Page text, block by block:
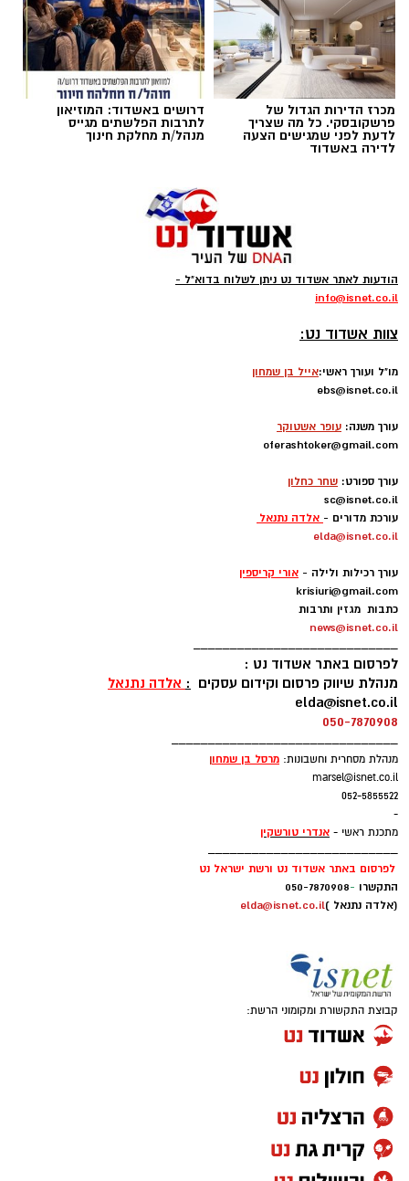
קרדיט צילום: ODREY, טים נודלמן
עיריית אשדוד מזמינה את תושבי העיר והסביבה
רוגוזין.
לכל המשפחה, עם הולכי קביים, ליצנים, קוסמים,
ואווירה קיצית לצד הבריזה מהים.
במתחם הילדים יתקיימו מופעים של מורן קסם,
אריק מלך החיות וניבה קשת.
להגיע, לטייל בין הדוכנים, ליהנות מהמופעים ולסיים
את חופשת הקיץ באווירה חגיגית.
רוצה לעקוב אחרי הערוץ של הקבוצה "אשדוד נט"
ב-WhatsApp לחצו כאן
מכרז הדירות הגדול של
פרשקובסקי. כל מה שצריך
לדעת לפני שמגישים הצעה
לדירה באשדוד
דרושים באשדוד: המוזיאון
לתרבות הפלשתים מגייס
מנהל/ת מחלקת חינוך
הודעות לאתר אשדוד נט ניתן לשלוח בדוא"ל -
info@isnet.co.il
צוות אשדוד נט:
מו"ל ועורך ראשי:אייל בן שמחון
ebs@isnet.co.il
עורך משנה: עופר אשטוקר
oferashtoker@gmail.com
עורך ספורט: שחר כחלון
sc@isnet.co.il
עורכת מדורים - אלדה נתנאל
elda@isnet.co.il
עורך רכילות ולילה - אורי קריספין
krisiuri@gmail.com
כתבות מגזין ותרבות
news@isnet.co.il
לפרסום באתר אשדוד נט :
מנהלת שיווק פרסום וקידום עסקים : אלדה נתנאל
elda@isnet.co.il
050-7870908
מנהלת מסחרית וחשבונות: מרסל בן שמחון
marsel@isnet.co.il
052-5855522
-
מתכנת ראשי - אנדרי טורשקין
לפרסום באתר אשדוד נט ורשת ישראל נט
התקשרו -
050-7870908
(אלדה נתנאל )elda@isnet.co.il
קבוצת התקשורת ומקומוני הרשת: